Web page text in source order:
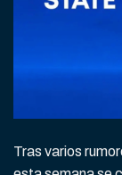
Tras varios